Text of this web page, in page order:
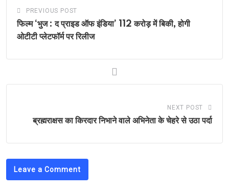
PREVIOUS POST
फिल्म ‘भुज : द प्राइड ऑफ इंडिया’ 112 करोड़ में बिकी, होगी
ओटीटी प्लेटफॉर्म पर रिलीज
NEXT POST
ब्रह्मराक्षस का किरदार निभाने वाले अभिनेता के चेहरे से उठा पर्दा
Leave a Comment